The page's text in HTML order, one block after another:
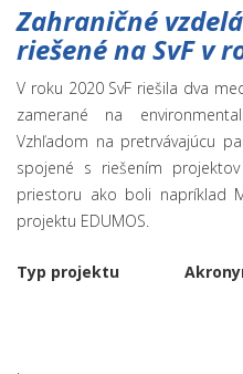
Zahraničné
riešené na SvF v
V roku 2020 SvF riešila dva
zamerané na
Vzhľadom na pretrvávajúcu
spojené s riešením
priestoru ako boli napríklad
projektu EDUMOS.
Typ projektu